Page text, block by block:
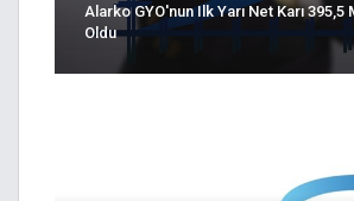
Alarko GYO'nun Ilk Yarı Net Karı 395,5
Oldu